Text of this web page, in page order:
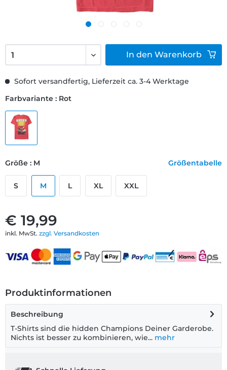
€ 19,99
inkl. MwSt. zzgl. Versandkosten
Sofort versandfertig, Lieferzeit ca. 3-4 Werktage
Farbvariante : Rot
Größe : M Größentabelle
S M L XL XXL
In den Warenkorb
Produktinformationen
Beschreibung
T-Shirts sind die hidden Champions Deiner Garderobe.
Nichts ist besser zu kombinieren, wie... mehr